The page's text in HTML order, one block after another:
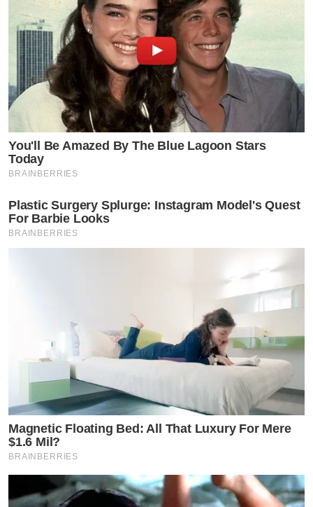
You'll Be Amazed By The Blue Lagoon Stars
Today
BRAINBERRIES
Plastic Surgery Splurge: Instagram Model's Quest
For Barbie Looks
BRAINBERRIES
Magnetic Floating Bed: All That Luxury For Mere
$1.6 Mil?
BRAINBERRIES